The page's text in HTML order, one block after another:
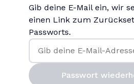
Gib deine E-Mail ein, wir
einen Link zum
Passworts.
Passwort